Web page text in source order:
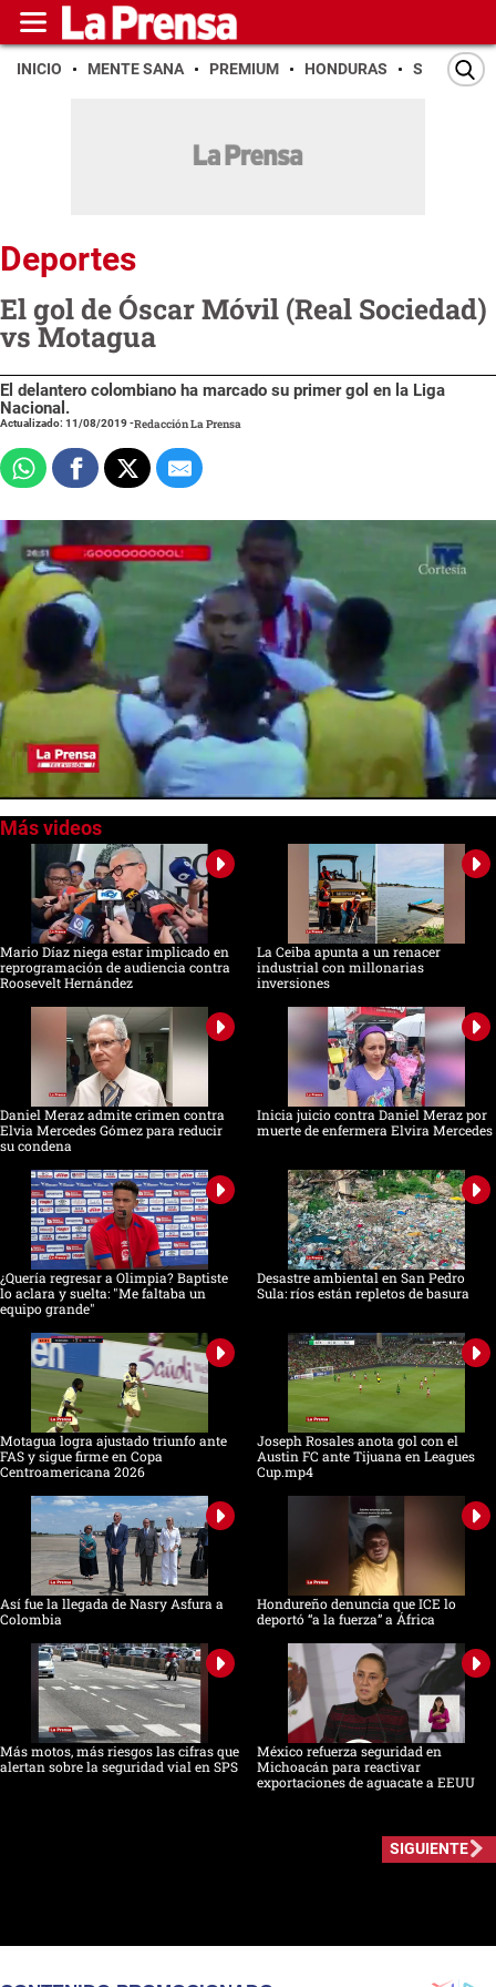
INICIO MENTE SANA PREMIUM HONDURAS SAN PEDRO
Deportes
El gol de Óscar Móvil (Real Sociedad)
vs Motagua
El delantero colombiano ha marcado su primer gol en la Liga
Nacional.
Actualizado: 11/08/2019-Redacción La Prensa
of
seconds
Mario Díaz niega estar implicado en
reprogramación de audiencia contra
Roosevelt Hernández
La Ceiba apunta a un renacer
industrial con millonarias
inversiones
Daniel Meraz admite crimen contra
Elvia Mercedes Gómez para reducir
su condena
Inicia juicio contra Daniel Meraz por
muerte de enfermera Elvira Mercedes
¿Quería regresar a Olimpia? Baptiste
lo aclara y suelta: "Me faltaba un
equipo grande"
Desastre ambiental en San Pedro
Sula: ríos están repletos de basura
Motagua logra ajustado triunfo ante
FAS y sigue firme en Copa
Centroamericana 2026
Joseph Rosales anota gol con el
Austin FC ante Tijuana en Leagues
Cup.mp4
Así fue la llegada de Nasry Asfura a
Colombia
Hondureño denuncia que ICE lo
deportó “a la fuerza” a África
Más motos, más riesgos las cifras que
alertan sobre la seguridad vial en SPS
México refuerza seguridad en
Michoacán para reactivar
exportaciones de aguacate a EEUU
SIGUIENTE